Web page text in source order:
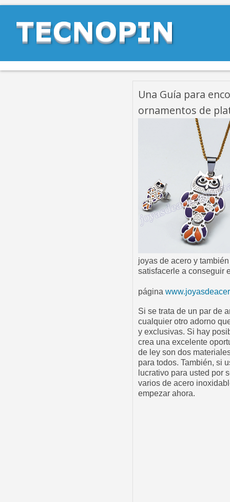
Una Guía para
ornamentos de
joyas de acero y
satisfacerle a conseguir
página
Si se trata de un par de
cualquier otro adorno
y exclusivas. Si hay
crea una excelente
de ley son dos
para todos. También, si
lucrativo para usted por
varios de acero
empezar ahora.